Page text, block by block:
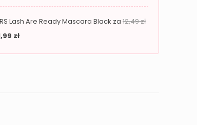
Lash Are Ready Mascara Black za 12,49zł
zł